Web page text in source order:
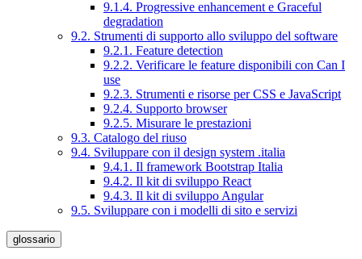
9.1.4. Progressive enhancement e Graceful
degradation
9.2. Strumenti di supporto allo sviluppo del software
9.2.1. Feature detection
9.2.2. Verificare le feature disponibili con Can I
use
9.2.3. Strumenti e risorse per CSS e JavaScript
9.2.4. Supporto browser
9.2.5. Misurare le prestazioni
9.3. Catalogo del riuso
9.4. Sviluppare con il design system .italia
9.4.1. Il framework Bootstrap Italia
9.4.2. Il kit di sviluppo React
9.4.3. Il kit di sviluppo Angular
9.5. Sviluppare con i modelli di sito e servizi
glossario